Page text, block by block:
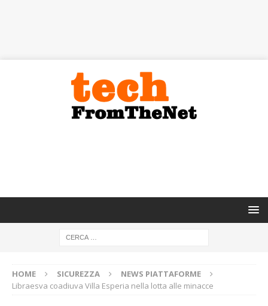
HOME SICUREZZA
NEWS PIATTAFORME
Libraesva coadiuva Villa Esperia nella lotta alle minacce